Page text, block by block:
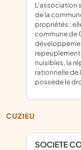
l'association se réserver le droit exclusif sur le territoire
de la
propriétés ;
commune de
nuisibles, la
rationnelle de
possède le
CUZIEU
SOCIETE